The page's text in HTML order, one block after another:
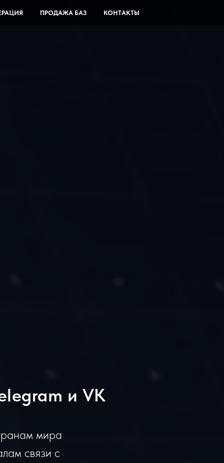
ПРОДАЖА БАЗ КОНТАКТЫ
и VK
мира
связи с